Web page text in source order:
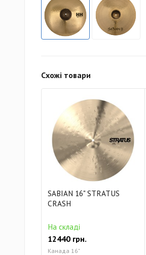
Схожі товари
SABIAN 16" STRATUS
CRASH
На складі
12440 грн.
Канада 16"